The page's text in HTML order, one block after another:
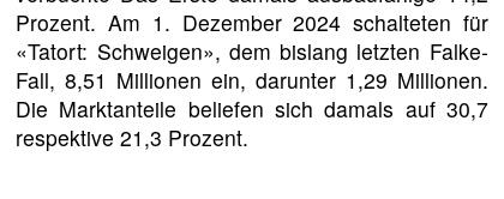
Prozent. Am 1. Dezember 2024 schalteten für
«Tatort: Schweigen», dem bislang letzten Falke-
Fall, 8,51 Millionen ein, darunter 1,29 Millionen.
Die Marktanteile beliefen sich damals auf 30,7
respektive 21,3 Prozent.